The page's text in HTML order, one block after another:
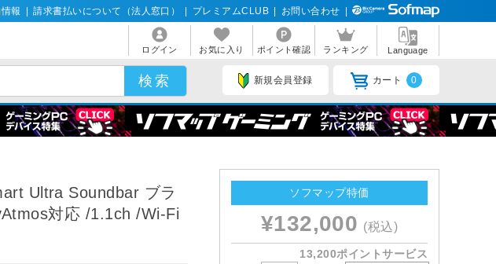
報 請求書払いについて（法人窓口） プレミアムCLUB お問い合わせ
ログイン お気に入り ポイント確認 ランキング Language
新規会員登録 カート 0
Ultra Soundbar ブラ
対応 /1.1ch /Wi-Fi
ソフマップ特価
¥132,000 (税込)
13,200ポイントサービス